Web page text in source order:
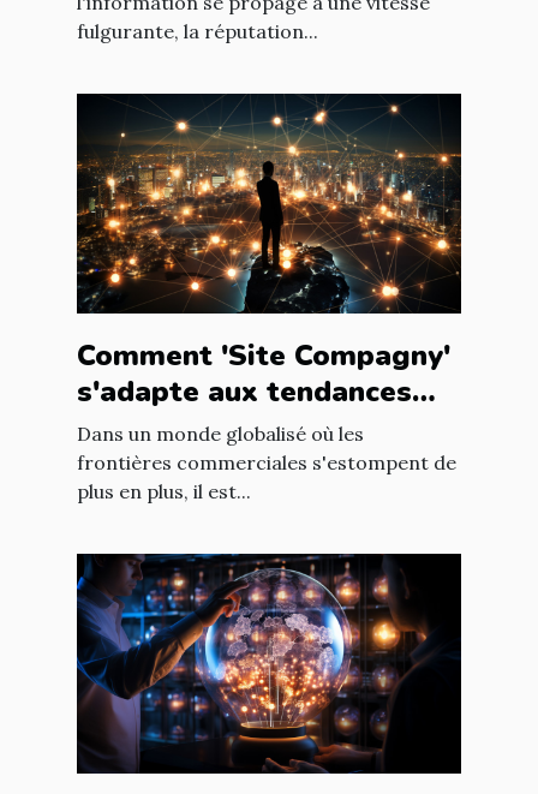
fulgurante, la réputation...
Comment 'Site Compagny'
s'adapte aux tendances
internationales du marché
en ligne
Dans un monde globalisé où les
frontières commerciales s'estompent de
plus en plus, il est...